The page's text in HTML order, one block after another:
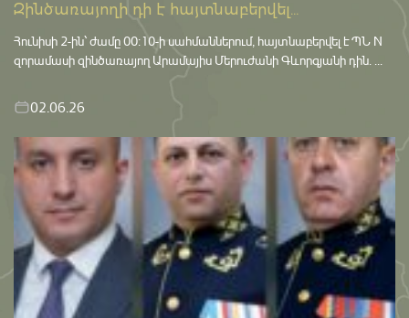
Զինծառայողի դի է հայտնաբերվել...
Հունիսի 2-ին՝ ժամը 00:10-ի սահմաններում, հայտնաբերվել է ՊՆ N
զորամասի զինծառայող Արամայիս Մերուժանի Գևորգյանի դին. ...
02.06.26